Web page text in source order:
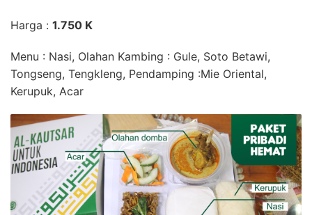
Harga : 1.750 K
Menu : Nasi, Olahan Kambing : Gule, Soto Betawi,
Tongseng, Tengkleng, Pendamping :Mie Oriental,
Kerupuk, Acar